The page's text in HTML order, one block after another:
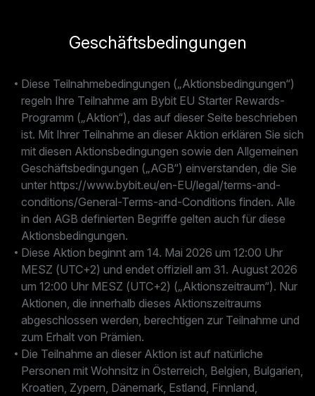
Geschäftsbedingungen
Diese Teilnahmebedingungen („Aktionsbedingungen“)
regeln Ihre Teilnahme am Bybit EU Starter Rewards-
Programm („Aktion“), das auf dieser Seite beschrieben
ist. Mit Ihrer Teilnahme an dieser Aktion erklären Sie sich
mit diesen Aktionsbedingungen sowie den Allgemeinen
Geschäftsbedingungen („AGB“) einverstanden, die Sie
unter https://www.bybit.eu/en-EU/legal/terms-and-
conditions/General-Terms-and-Conditions finden. Alle
in den AGB definierten Begriffe gelten auch für diese
Aktionsbedingungen.
Diese Aktion beginnt am 14. Mai 2026 um 12:00 Uhr
MESZ (UTC+2) und endet offiziell am 31. August 2026
um 12:00 Uhr MESZ (UTC+2) („Aktionszeitraum“). Nur
Aktionen, die innerhalb dieses Aktionszeitraums
abgeschlossen werden, berechtigen zur Teilnahme und
zum Erhalt von Prämien.
Die Teilnahme an dieser Aktion ist auf natürliche
Personen mit Wohnsitz in Österreich, Belgien, Bulgarien,
Kroatien, Zypern, Dänemark, Estland, Finnland,